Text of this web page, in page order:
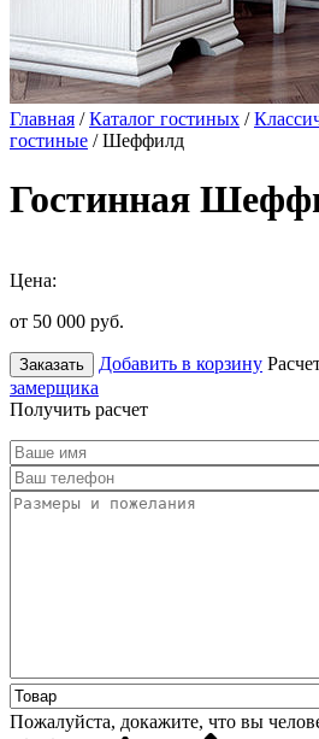
Главная /Каталог гостиных /
гостиные / Шеффилд
Гостинная
Цена:
от 50 000 руб.
Заказать Добавить в корзину
замерщика
Получить расчет
Пожалуйста, докажите, что вы